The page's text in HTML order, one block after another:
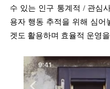
수 있는 인구 통계적 / 관심
용자 행동 추적을 위해 심어
겟도 활용하며 효율적 운영